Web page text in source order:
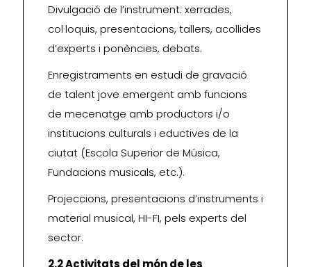
Divulgació de l’instrument: xerrades,
col·loquis, presentacions, tallers, acollides
d’experts i ponències, debats.
Enregistraments en estudi de gravació
de talent jove emergent amb funcions
de mecenatge amb productors i/o
institucions culturals i eductives de la
ciutat (Escola Superior de Música,
Fundacions musicals, etc.).
Projeccions, presentacions d’instruments i
material musical, HI-FI, pels experts del
sector.
2.2 Activitats del món de les